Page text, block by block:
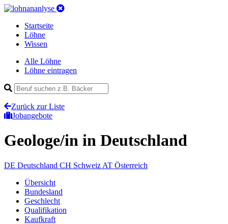
Startseite
Löhne
Wissen
Alle Löhne
Löhne eintragen
Zurück zur Liste
Jobangebote
Geologe/in in Deutschland
DE Deutschland CH Schweiz AT Österreich
Übersicht
Bundesland
Geschlecht
Qualifikation
Kaufkraft